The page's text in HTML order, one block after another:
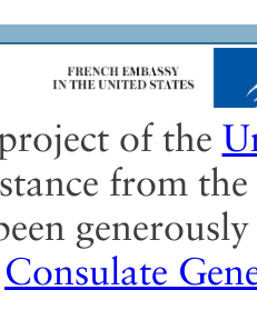
of the
from the
Consulate